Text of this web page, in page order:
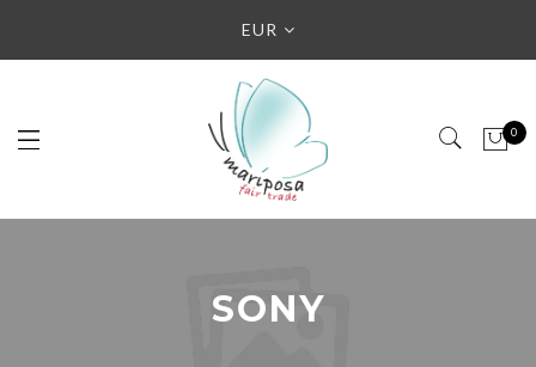
EUR
0
SONY